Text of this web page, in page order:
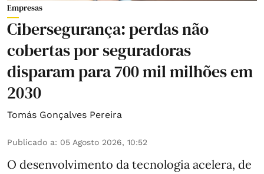
Empresas
Cibersegurança: perdas não
cobertas por seguradoras
disparam para 700 mil milhões em
2030
Tomás Gonçalves Pereira
Publicado a: 05 Agosto 2026, 10:52
O desenvolvimento da tecnologia acelera, de